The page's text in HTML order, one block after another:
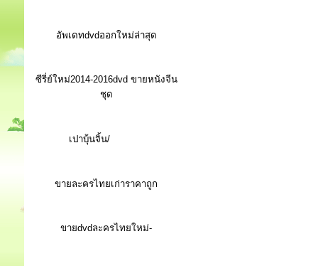
อัพเดทdvdออกใหม่ล่าสุด
ซีรี่ย์ใหม่2014-2016dvd ขายหนังจีน
ชุด
เปาบุ้นจิ้น/
ขายละครไทยเก่าราคาถูก
ขายdvdละครไทยใหม่-